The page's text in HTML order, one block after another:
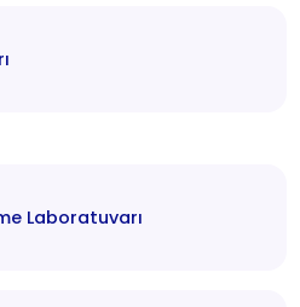
Laboratuvarı